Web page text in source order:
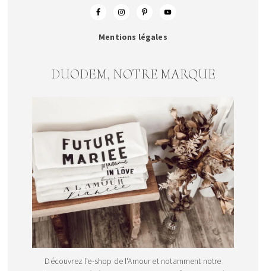
Mentions légales
DUODEM, NOTRE MARQUE
Découvrez l'e-shop de l'Amour et notamment notre